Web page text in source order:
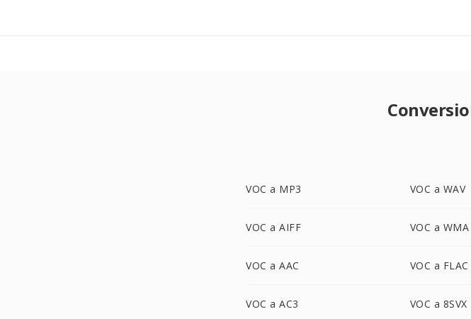
VOC a MP3 VOC a WAV
VOC a AIFF VOC a WMA
VOC a AAC VOC a FLAC
VOC a AC3 VOC a 8SVX